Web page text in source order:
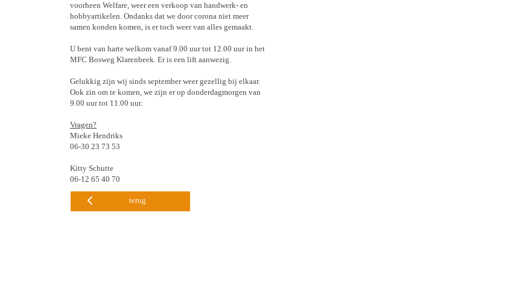
voorheen Welfare, weer een verkoop van handwerk- en
hobbyartikelen. Ondanks dat we door corona niet meer
samen konden komen, is er toch weer van alles gemaakt.
U bent van harte welkom vanaf 9.00 uur tot 12.00 uur in het
MFC Bosweg Klarenbeek. Er is een lift aanwezig.
Gelukkig zijn wij sinds september weer gezellig bij elkaar.
Ook zin om te komen, we zijn er op donderdagmorgen van
9.00 uur tot 11.00 uur.
Vragen?
Mieke Hendriks
06-30 23 73 53
Kitty Schutte
06-12 65 40 70
terug